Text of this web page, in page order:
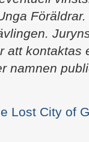
att kontaktas
namnen
Lost City of